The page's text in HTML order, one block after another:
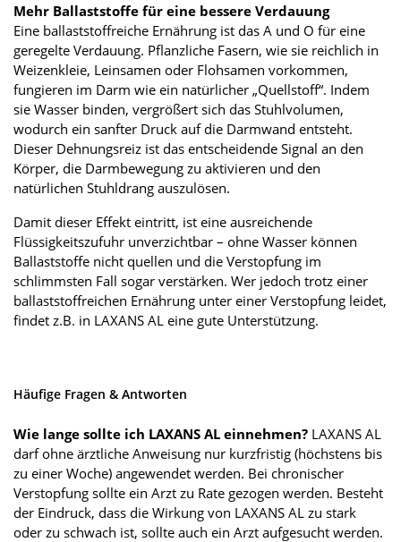
Mehr Ballaststoffe für eine bessere Verdauung
Eine ballaststoffreiche Ernährung ist das A und O für eine
geregelte Verdauung. Pflanzliche Fasern, wie sie reichlich in
Weizenkleie, Leinsamen oder Flohsamen vorkommen,
fungieren im Darm wie ein natürlicher „Quellstoff“. Indem
sie Wasser binden, vergrößert sich das Stuhlvolumen,
wodurch ein sanfter Druck auf die Darmwand entsteht.
Dieser Dehnungsreiz ist das entscheidende Signal an den
Körper, die Darmbewegung zu aktivieren und den
natürlichen Stuhldrang auszulösen.
Damit dieser Effekt eintritt, ist eine ausreichende
Flüssigkeitszufuhr unverzichtbar – ohne Wasser können
Ballaststoffe nicht quellen und die Verstopfung im
schlimmsten Fall sogar verstärken. Wer jedoch trotz einer
ballaststoffreichen Ernährung unter einer Verstopfung leidet,
findet z.B. in LAXANS AL eine gute Unterstützung.
Häufige Fragen & Antworten
Wie lange sollte ich LAXANS AL einnehmen? LAXANS AL
darf ohne ärztliche Anweisung nur kurzfristig (höchstens bis
zu einer Woche) angewendet werden. Bei chronischer
Verstopfung sollte ein Arzt zu Rate gezogen werden. Besteht
der Eindruck, dass die Wirkung von LAXANS AL zu stark
oder zu schwach ist, sollte auch ein Arzt aufgesucht werden.